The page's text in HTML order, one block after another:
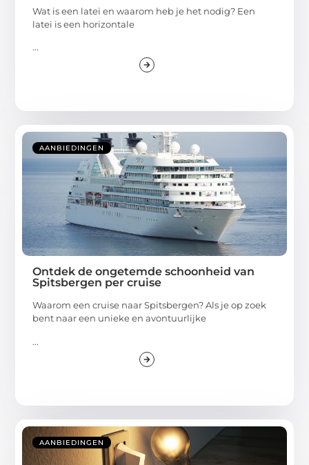
Wat is een latei en waarom heb je het nodig? Een
latei is een horizontale
...
AANBIEDINGEN
Ontdek de ongetemde schoonheid van
Spitsbergen per cruise
Waarom een cruise naar Spitsbergen? Als je op zoek
bent naar een unieke en avontuurlijke
...
AANBIEDINGEN